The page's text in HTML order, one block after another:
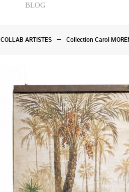
BLOG
COLLAB ARTISTES Collection Carol